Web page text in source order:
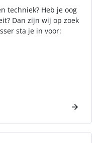
techniek? Heb je oog
Dan zijn wij op zoek
sta je in voor: